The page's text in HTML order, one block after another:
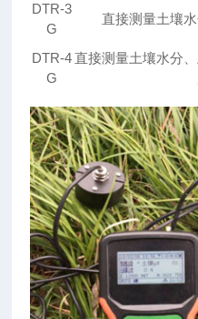
DTR-3
G
直接测量土壤
DTR-4
G
直接测量土壤水分